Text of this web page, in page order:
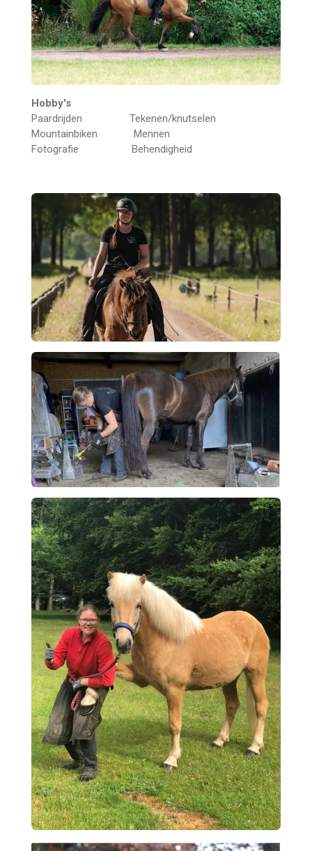
Hobby's
Paardrijden Tekenen/knutselen
Mountainbiken Mennen
Fotografie Behendigheid